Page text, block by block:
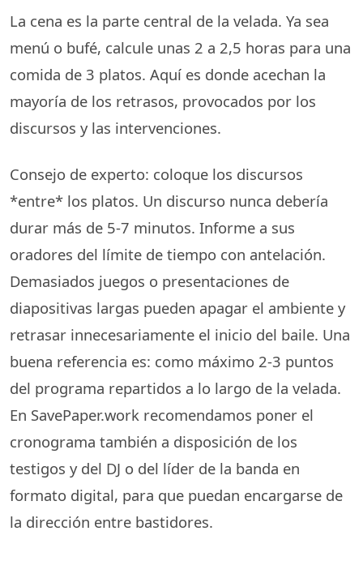
La cena es la parte central de la velada. Ya sea
menú o bufé, calcule unas 2 a 2,5 horas para una
comida de 3 platos. Aquí es donde acechan la
mayoría de los retrasos, provocados por los
discursos y las intervenciones.
Consejo de experto: coloque los discursos
*entre* los platos. Un discurso nunca debería
durar más de 5-7 minutos. Informe a sus
oradores del límite de tiempo con antelación.
Demasiados juegos o presentaciones de
diapositivas largas pueden apagar el ambiente y
retrasar innecesariamente el inicio del baile. Una
buena referencia es: como máximo 2-3 puntos
del programa repartidos a lo largo de la velada.
En SavePaper.work recomendamos poner el
cronograma también a disposición de los
testigos y del DJ o del líder de la banda en
formato digital, para que puedan encargarse de
la dirección entre bastidores.